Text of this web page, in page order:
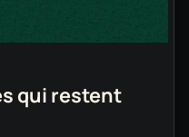
qui restent